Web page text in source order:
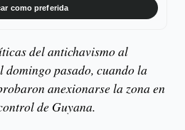
como preferida
del antichavismo al
domingo pasado, cuando la
anexionarse la zona en
de Guyana.